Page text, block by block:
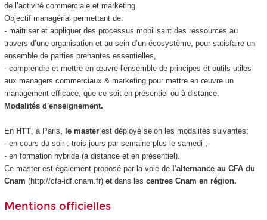
de l’activité commerciale et marketing.
Objectif managérial permettant de:
- maitriser et appliquer des processus mobilisant des ressources au
travers d’une organisation et au sein d’un écosystème, pour satisfaire un
ensemble de parties prenantes essentielles,
- comprendre et mettre en œuvre l'ensemble de principes et outils utiles
aux managers commerciaux & marketing pour mettre en œuvre un
management efficace, que ce soit en présentiel ou à distance.
Modalités d'enseignement.
En HTT, à Paris, le masterest déployé selon les modalités suivantes:
- en cours du soir : trois jours par semaine plus le samedi ;
- en formation hybride(à distance et en présentiel).
Ce master est également proposé par la voie del'alternanceau CFA du
Cnam (http://cfa-idf.cnam.fr)et dans les centres Cnam en région.
Mentions officielles